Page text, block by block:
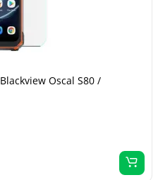
Oscal S80 /